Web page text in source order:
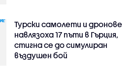
Турски самолети и дронове
навлязоха 17 пъти в Гърция,
стигна се до симулиран
въздушен бой